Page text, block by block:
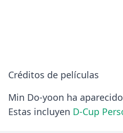
Créditos de películas
Min Do-yoon ha
Estas incluyen D-Cup